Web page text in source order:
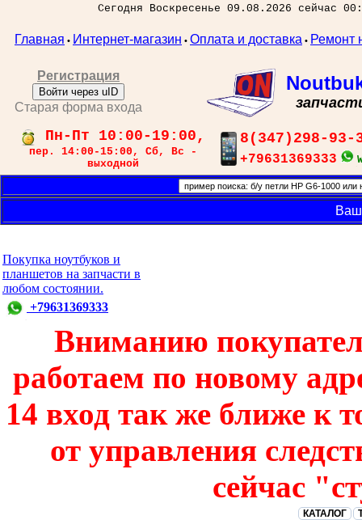
Сегодня Воскресенье 09.08.2026 сейчас
Главная • Интернет-магазин • Оплата и доставка • Ремонт
Регистрация
Войти через uID
Старая форма входа
Пн-Пт 10:00-19:00,
пер. 14:00-15:00, Сб, Вс -
выходной
8(347)298-93-
+79631369333
Покупка ноутбуков и
планшетов на запчасти в
любом состоянии.
+79631369333
Вниманию
работаем по новому
14 вход так же ближе к
от управления
сейчас
КАТАЛОГ